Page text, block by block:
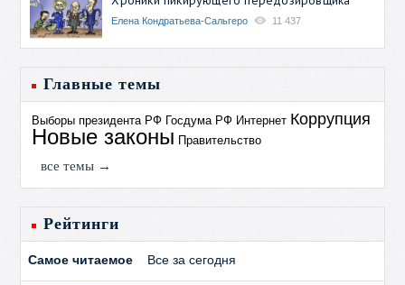
Елена Кондратьева-Сальгеро 11 437
Главные темы
Выборы президента РФ Госдума РФ Интернет Коррупция
Новые законы Правительство
все темы →
Рейтинги
Самое читаемое Все за сегодня